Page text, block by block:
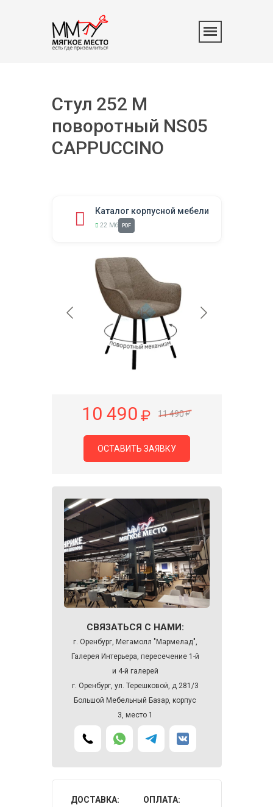
Стул 252 М
поворотный NS05
CAPPUCCINO
Каталог корпусной мебели
22 Мб PDF
10 490 11 490
ОСТАВИТЬ ЗАЯВКУ
СВЯЗАТЬСЯ С НАМИ:
г. Оренбург, Мегамолл "Мармелад",
Галерея Интерьера, пересечение 1-й
и 4-й галерей
г. Оренбург, ул. Терешковой, д 281/3
Большой Мебельный Базар, корпус
3, место 1
ДОСТАВКА: ОПЛАТА: